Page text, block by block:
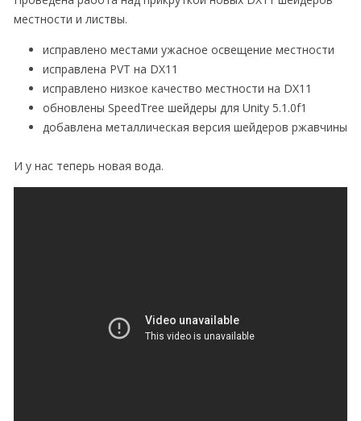
местности и листвы.
исправлено местами ужасное освещение местности
исправлена ​​PVT на DX11
исправлено ​​низкое качество местности на DX11
обновлены SpeedTree шейдеры для Unity 5.1.0f1
добавлена металлическая версия шейдеров ржавчины
И у нас теперь новая вода.